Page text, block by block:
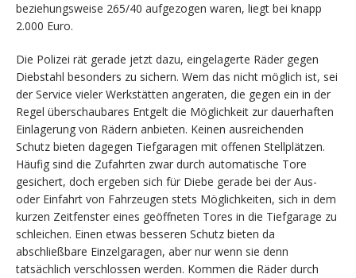
beziehungsweise 265/40 aufgezogen waren, liegt bei knapp
2.000 Euro.
Die Polizei rät gerade jetzt dazu, eingelagerte Räder gegen
Diebstahl besonders zu sichern. Wem das nicht möglich ist, sei
der Service vieler Werkstätten angeraten, die gegen ein in der
Regel überschaubares Entgelt die Möglichkeit zur dauerhaften
Einlagerung von Rädern anbieten. Keinen ausreichenden
Schutz bieten dagegen Tiefgaragen mit offenen Stellplätzen.
Häufig sind die Zufahrten zwar durch automatische Tore
gesichert, doch ergeben sich für Diebe gerade bei der Aus-
oder Einfahrt von Fahrzeugen stets Möglichkeiten, sich in dem
kurzen Zeitfenster eines geöffneten Tores in die Tiefgarage zu
schleichen. Einen etwas besseren Schutz bieten da
abschließbare Einzelgaragen, aber nur wenn sie denn
tatsächlich verschlossen werden. Kommen die Räder durch